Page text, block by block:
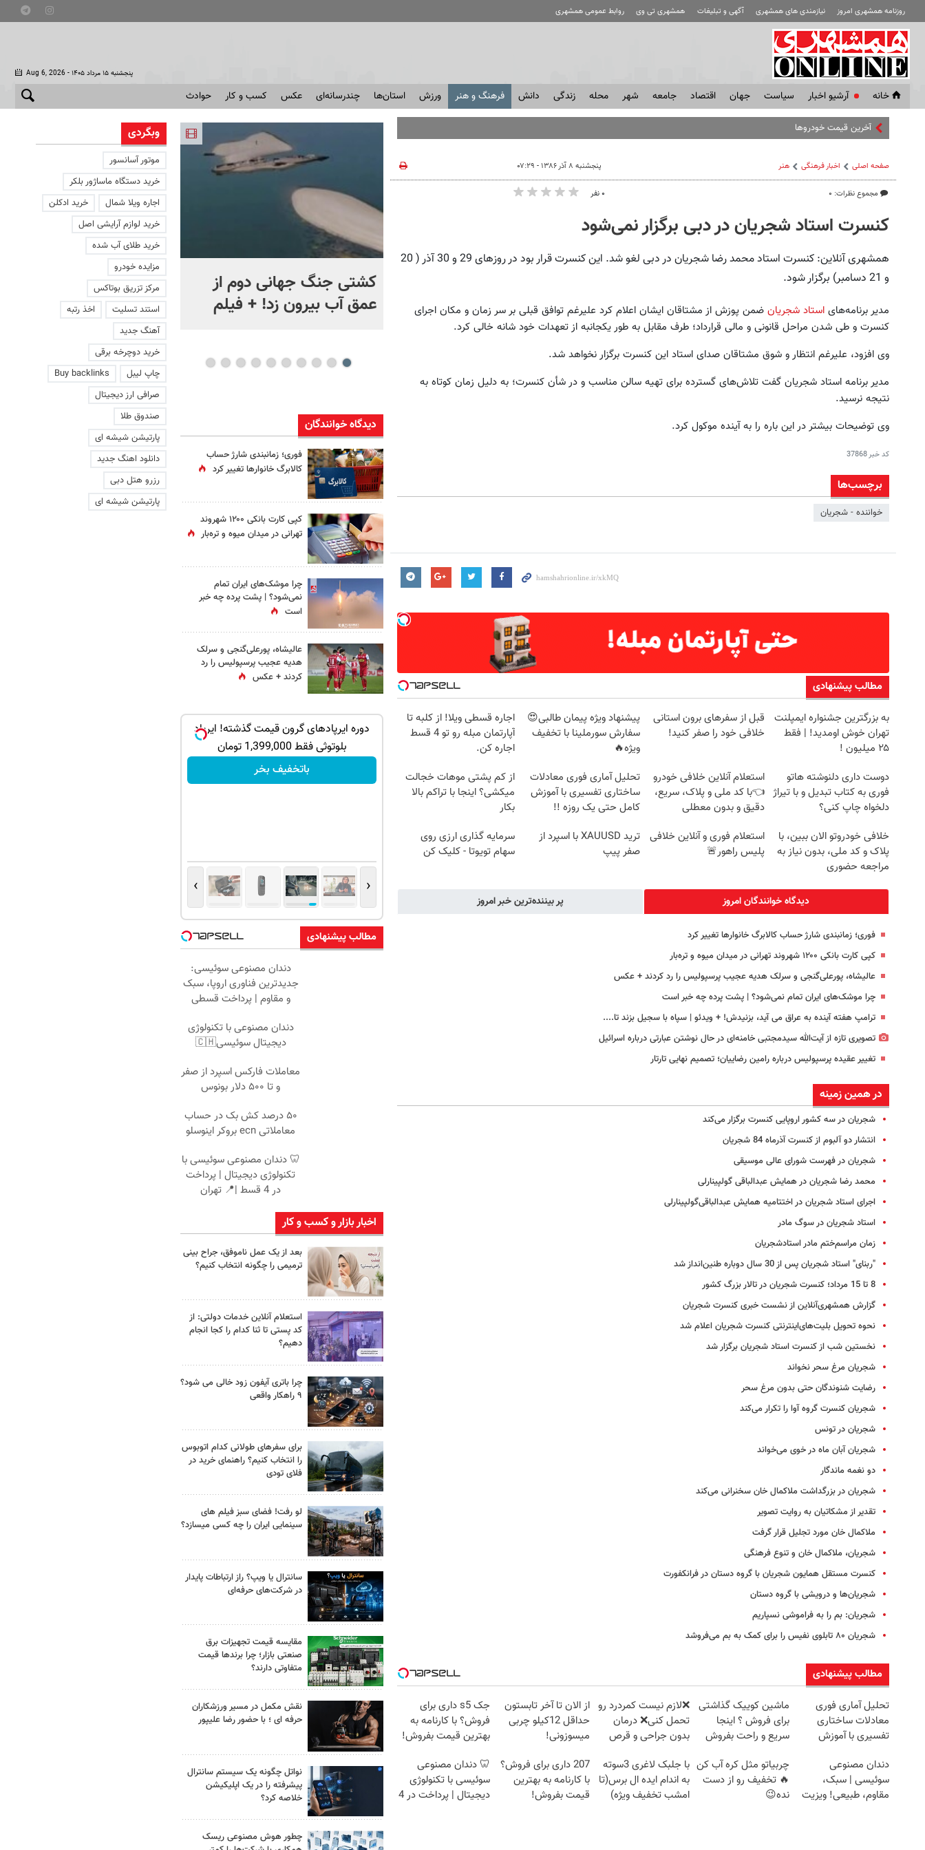
روزنامه همشهری امروز نیازمندی های همشهری آگهی و تبلیغات همشهری تی وی روابط عمومی همشهری
Aug 6, 2026 - پنجشنبه ۱۵ مرداد ۱۴۰۵
خانه آرشیو اخبار سياست جهان اقتصاد جامعه شهر محله زندگی دانش فرهنگ و هنر ورزش استان‌ها چندرسانه‌ای عکس کسب و کار حوادث
آخرین قیمت خودروهای داخلی و مونتا
صفحه اصلی اخبار فرهنگی هنر
مجموع نظرات: ۰
پنجشنبه ۸ آذر ۱۳۸۶ - ۰۷:۲۹
۰ نفر
کنسرت استاد شجریان در دبی برگزار نمی‌شود
همشهری آنلاین: کنسرت استاد محمد رضا شجریان در دبی لغو شد. این کنسرت قرار بود در روزهای 29 و 30 آذر ( 20
و 21 دسامبر) برگزار شود.
مدیر برنامه‌های استاد شجریان ضمن پوزش از مشتاقان ایشان اعلام کرد علیرغم توافق قبلی بر سر زمان و مکان اجرای
کنسرت و طی شدن مراحل قانونی و مالی قرارداد؛ طرف مقابل به طور یکجانبه از تعهدات خود شانه خالی کرد.
وی افزود، علیرغم انتظار و شوق مشتاقان صدای استاد این کنسرت برگزار نخواهد شد.
مدیر برنامه استاد شجریان گفت تلاش‌های گسترده برای تهیه سالن مناسب و در شأن کنسرت؛ به دلیل زمان کوتاه به
نتیجه نرسید.
وی توضیحات بیشتر در این باره را به آینده موکول کرد.
کد خبر37868
برچسب‌ها
خواننده - شجریان
مطالب پیشنهادی
به بزرگترین جشنواره ایمپلنت
تهران خوش اومدید! | فقط
۲۵ میلیون !
قبل از سفرهای برون استانی
خلافی خود را صفر کنید!
پیشنهاد ویژه پیمان طالبی😍
سفارش سورملینا با تخفیف
ویژه🔥
اجاره‌ قسطی ویلا! از کلبه تا
آپارتمان مبله رو تو 4 قسط
اجاره کن.
دوست داری دلنوشته هاتو
فوری به کتاب تبدیل و با تیراژ
دلخواه چاپ کنی؟
استعلام آنلاین خلافی خودرو
👈با کد ملی و پلاک، سریع،
دقیق و بدون معطلی
تحلیل آماری فوری معادلات
ساختاری تفسیری با آموزش
کامل حتی یک روزه !!
از کم پشتی موهات خجالت
میکشی؟ اینجا با تراکم بالا
بکار
خلافی خودروتو الان ببین، با
پلاک و کد ملی، بدون نیاز به
مراجعه حضوری
استعلام فوری و آنلاین خلافی
پلیس راهور🚨
ترید XAUUSD با اسپرد از
صفر پیپ
سرمایه گذاری ارزی روی
سهام تویوتا - کلیک کن
دیدگاه خوانندگان امروز پر بیننده‌ترین خبر امروز
فوری؛ زمانبندی‌ شارژ حساب کالابرگ خانوارها تغییر کرد
کپی کارت بانکی ۱۲۰۰ شهروند تهرانی در میدان میوه و تره‌بار
عالیشاه، پورعلی‌گنجی و سرلک هدیه عجیب پرسپولیس را رد کردند + عکس
چرا موشک‌های ایران تمام نمی‌شود؟ | پشت پرده چه خبر است
ترامپ هفته آینده به عراق می آید، بزنیدش! + ویدئو | سپاه با سجیل بزند تا....
تصویری تازه از آیت‌الله سیدمجتبی خامنه‌ای در حال نوشتن عبارتی درباره اسرائیل
تغییر عقیده پرسپولیس درباره رامین رضاییان؛ تصمیم نهایی تارتار
در همین زمینه
شجریان در سه کشور اروپایی کنسرت برگزار‌ می‌کند
انتشار دو آلبوم از کنسرت آذرماه 84 شجریان
شجریان در فهرست شورای عالی موسیقی
محمد رضا شجریان در همایش عبدالباقی گولپینارلی
اجرای استاد‌ شجریان در اختتامیه همایش عبدالباقی‌گولپینارلی
استاد شجریان در سوگ مادر
زمان مراسم‌ختم مادر استادشجریان
"ربنای" استاد شجریان پس از 30 سال دوباره طنین‌انداز شد
8 تا 15 مرداد؛ کنسرت شجریان در تالار بزرگ کشور
گزارش همشهری‌آنلاین از نشست خبری کنسرت شجریان
نحوه تحویل بلیت‌های‌اینترنتی کنسرت شجریان اعلام شد
نخستین شب از کنسرت‌ استاد شجریان‌ برگزار شد
شجریان مرغ سحر نخواند
رضایت شنوندگان حتی بدون مرغ سحر
شجریان کنسرت گروه آوا را تکرار می‌کند
شجریان در تونس
شجریان آبان ماه در خوی می‌خواند
دو نغمه ماندگار
شجریان در بزرگداشت ملاکمال خان سخنرانی می‌کند
تقدیر از مشکاتیان به روایت تصویر
ملاکمال خان مورد تجلیل قرار گرفت
شجریان، ملاکمال ‌خان و تنوع فرهنگی
کنسرت مستقل همایون شجریان با گروه دستان در فرانکفورت
شجریان‌ها و درویشی با گروه دستان
شجریان: بم را به فراموشی نسپاریم
شجریان ۸۰ تابلوی نفیس را برای کمک به بم می‌فروشد
مطالب پیشنهادی
تحلیل آماری فوری
معادلات ساختاری
تفسیری با آموزش
ماشین کوییک گذاشتی
برای فروش ؟ اینجا
سریع و راحت بفروش
❌لازم نیست کمردرد رو
تحمل کنی❌ درمان
بدون جراحی و قرص
از الان تا آخر تابستون
حداقل 12کیلو چربی
میسوزونی!
جک s5 داری برای
فروش؟ با کارنامه به
بهترین قیمت بفروش!
دندان مصنوعی
سوئیسی | سبک،
مقاوم، طبیعی! ویزیت
چربیاتو مثل کره آب کن
🔥 تخفیف رو از دست
نده😉
با جلبک لاغری 3سوته
به اندام ایده ال برس(تا
امشب تخفیف ویژه)
207 داری برای فروش؟
با کارنامه به بهترین
قیمت بفروش!
🦷 دندان مصنوعی
سوئیسی با تکنولوژی
دیجیتال | پرداخت در 4
۹ با ماه + فیلم
کشتی‌ جنگ جهانی دوم از
عمق آب بیرون زد! + فیلم
افشای اطلاعات برای ترور
بارون ترامپ | ماجرای قرار
عاشقانه با یک زن
دیدگاه خوانندگان
فوری؛ زمانبندی‌ شارژ حساب
کالابرگ خانوارها تغییر کرد
کپی کارت بانکی ۱۲۰۰ شهروند
تهرانی در میدان میوه و تره‌بار
چرا موشک‌های ایران تمام
نمی‌شود؟ | پشت پرده چه خبر
است
عالیشاه، پورعلی‌گنجی و سرلک
هدیه عجیب پرسپولیس را رد
کردند + عکس
خداحافظی کن! (فیلم و ببین ◀
پرسش‌نامه رو پرکن)
پرسش‌نامه ✔
چرا هنوز داری با درد راه میری؟ وقتی راه
درمان جلو پاته!
◀ پرسش‌نامه
گوشی موبایل نوکیا رجیستر شده🔥 (پرداخت
درب منزل + تخفیف ویژه)
سفارش بده!
دوره ایرپاد‌های گرون قیمت گذشته! ایرپاد
بلوتوثی فقط 1,399,000 تومان
باتخفیف بخر
‹
›
مطالب پیشنهادی
دندان مصنوعی سوئیسی:
جدیدترین فناوری اروپا، سبک
و مقاوم | پرداخت قسطی
دندان مصنوعی با تکنولوژی
دیجیتال سوئیسی🇨🇭
معاملات فارکس اسپرد از صفر
و تا ۵۰۰ دلار بونوس
۵۰ درصد کش بک در حساب
معاملاتی ecn بروکر اینوسلو
🦷 دندان مصنوعی سوئیسی با
تکنولوژی دیجیتال | پرداخت
در 4 قسط |📍 تهران
اخبار بازار و کسب و کار
بعد از یک عمل ناموفق، جراح بینی
ترمیمی را چگونه انتخاب کنیم؟
استعلام آنلاین خدمات دولتی: از
کد پستی تا ثنا کدام را کجا انجام
دهیم؟
چرا باتری آیفون زود خالی می شود؟
۹ راهکار واقعی
برای سفرهای طولانی کدام اتوبوس
را انتخاب کنیم؟ راهنمای خرید در
فلای تودی
لو رفت! فضای سبز فیلم های
سینمایی ایران را چه کسی میسازد؟
سانترال یا ویپ؟ راز ارتباطات پایدار
در شرکت‌های حرفه‌ای
مقایسه قیمت تجهیزات برق
صنعتی بازار؛ چرا برندها قیمت
متفاوتی دارند؟
نقش مکمل در مسیر ورزشکاران
حرفه ای ؛ با حضور رضا علیپور
نواتل چگونه یک سیستم سانترال
پیشرفته را در یک اپلیکیشن
خلاصه کرد؟
چطور هوش مصنوعی ریسک
وبگردی
موتور آسانسور
خرید دستگاه ماساژور بلکر
اجاره ویلا شمال
خرید ادکلن
خرید لوازم آرایشی اصل
خرید طلای آب شده
مزایده خودرو
مرکز تزریق بوتاکس
استند تسلیت
اخذ رتبه
آهنگ جدید
خرید دوچرخه برقی
چاپ لیبل
Buy backlinks
صرافی ارز دیجیتال
صندوق طلا
پارتیشن شیشه ای
دانلود اهنگ جدید
رزرو هتل دبی
پارتیشن شیشه ای